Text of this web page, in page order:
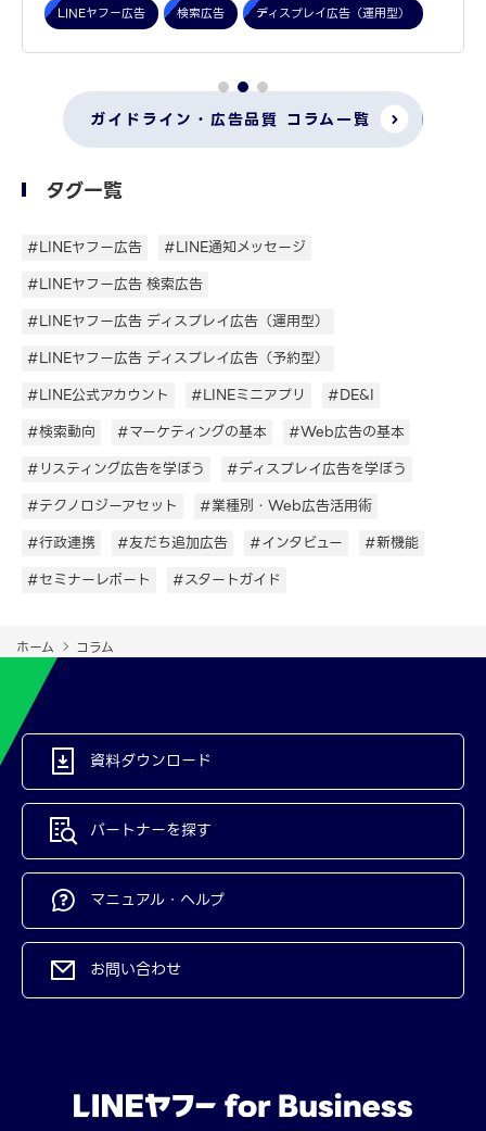
LINEヤフー広告 検索広告 ディスプレイ広告（運用型）
ガイドライン・広告品質 コラム一覧
タグ一覧
#LINEヤフー広告
#LINE通知メッセージ
#LINEヤフー広告 検索広告
#LINEヤフー広告 ディスプレイ広告（運用型）
#LINEヤフー広告 ディスプレイ広告（予約型）
#LINE公式アカウント
#LINEミニアプリ
#DE&I
#検索動向
#マーケティングの基本
#Web広告の基本
#リスティング広告を学ぼう
#ディスプレイ広告を学ぼう
#テクノロジーアセット
#業種別・Web広告活用術
#行政連携
#友だち追加広告 #インタビュー
#新機能
#セミナーレポート
#スタートガイド
ホーム コラム
資料ダウンロード
パートナーを探す
マニュアル・ヘルプ
お問い合わせ